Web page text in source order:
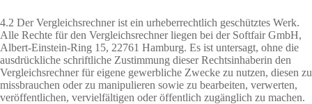
4.2 Der Vergleichsrechner ist ein urheberrechtlich geschütztes Werk.
Alle Rechte für den Vergleichsrechner liegen bei der Softfair GmbH,
Albert-Einstein-Ring 15, 22761 Hamburg. Es ist untersagt, ohne die
ausdrückliche schriftliche Zustimmung dieser Rechtsinhaberin den
Vergleichsrechner für eigene gewerbliche Zwecke zu nutzen, diesen zu
missbrauchen oder zu manipulieren sowie zu bearbeiten, verwerten,
veröffentlichen, vervielfältigen oder öffentlich zugänglich zu machen.